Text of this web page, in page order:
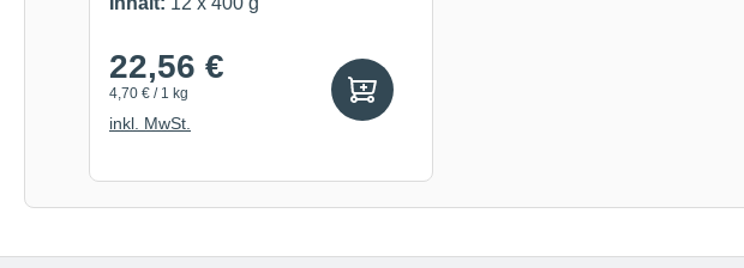
22,56 €
4,70 € / 1 kg
inkl. MwSt.